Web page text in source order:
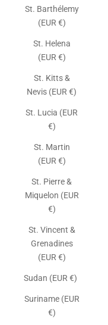
St. Barthélemy
(EUR €)
St. Helena
(EUR €)
St. Kitts &
Nevis (EUR €)
St. Lucia (EUR
€)
St. Martin
(EUR €)
St. Pierre &
Miquelon (EUR
€)
St. Vincent &
Grenadines
(EUR €)
Sudan (EUR €)
Suriname (EUR
€)